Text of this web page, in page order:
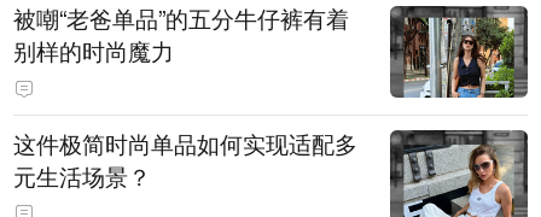
被嘲“老爸单品”的五分牛仔裤有着
别样的时尚魔力
这件极简时尚单品如何实现适配多
元生活场景？